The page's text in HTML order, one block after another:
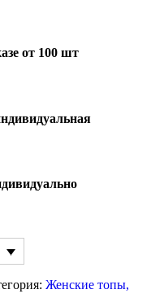
от 100 шт
Женские топы,